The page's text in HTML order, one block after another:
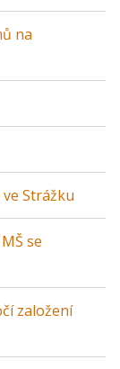
na
Strážku
se
založení